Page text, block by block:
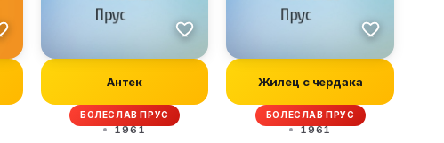
Антек
БОЛЕСЛАВ ПРУС
1961
Жилец с чердака
БОЛЕСЛАВ ПРУС
1961